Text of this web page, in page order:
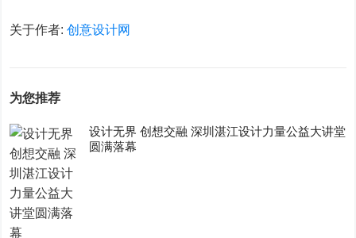
关于作者:创意设计网
为您推荐
设计无界 创想交融 深圳湛江设计力量公益大讲堂
圆满落幕